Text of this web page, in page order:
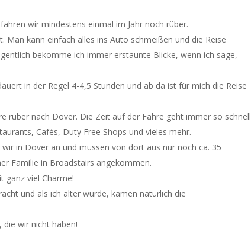
wir mindestens einmal im Jahr noch rüber.
kann einfach alles ins Auto schmeißen und die Reise
bekomme ich immer erstaunte Blicke, wenn ich sage,
in der Regel 4-4,5 Stunden und ab da ist für mich die Reise
rüber nach Dover. Die Zeit auf der Fähre geht immer so schnell
Cafés, Duty Free Shops und vieles mehr.
in Dover an und müssen von dort aus nur noch ca. 35
Familie in Broadstairs angekommen.
ganz viel Charme!
und als ich älter wurde, kamen natürlich die
die wir nicht haben!